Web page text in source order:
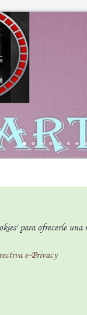
para ofrecerle una
e-Privacy